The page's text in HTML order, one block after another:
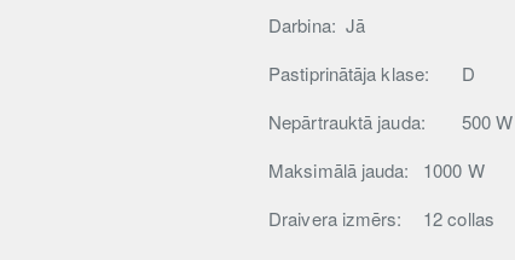
Darbina: Jā
Pastiprinātāja klase:
D
Nepārtrauktā jauda:
500 W
Maksimālā jauda:
1000 W
Draivera izmērs:
12 collas